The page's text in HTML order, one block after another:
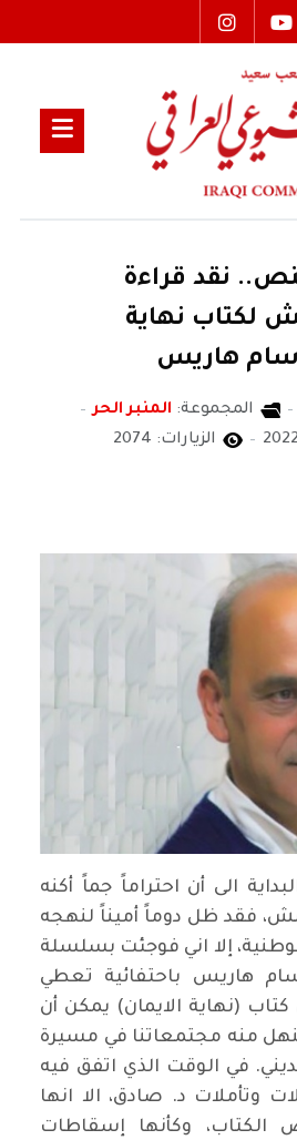
نقد قراءة
لكتاب نهاية
سام هاريس
المجموعة: المنبر الحر
الزيارات: 2074
الى أن احتراماً جماً أكنه
فقد ظل دوماً أميناً لنهجه
إلا اني فوجئت بسلسلة
هاريس باحتفائية تعطي
كتاب (نهاية الايمان) يمكن أن
منه مجتمعاتنا في مسيرة
في الوقت الذي اتفق فيه
وتأملات د. صادق، الا انها
وكأنها إسقاطات